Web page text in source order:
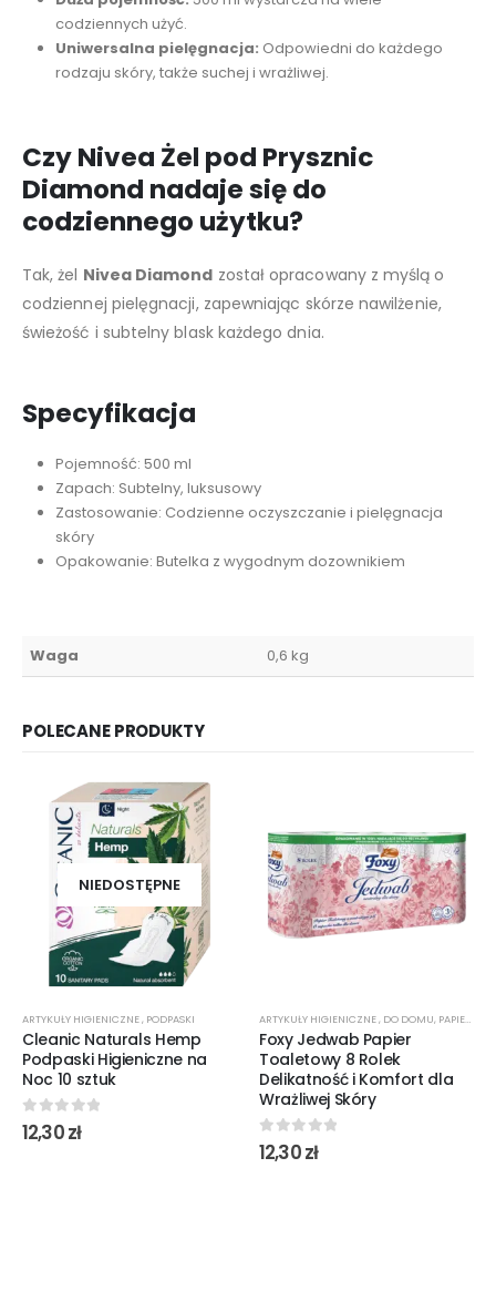
codziennych użyć.
Uniwersalna pielęgnacja: Odpowiedni do każdego
rodzaju skóry, także suchej i wrażliwej.
Czy Nivea Żel pod Prysznic
Diamond nadaje się do
codziennego użytku?
Tak, żel Nivea Diamond został opracowany z myślą o
codziennej pielęgnacji, zapewniając skórze nawilżenie,
świeżość i subtelny blask każdego dnia.
Specyfikacja
Pojemność: 500 ml
Zapach: Subtelny, luksusowy
Zastosowanie: Codzienne oczyszczanie i pielęgnacja
skóry
Opakowanie: Butelka z wygodnym dozownikiem
Waga 0,6 kg
POLECANE PRODUKTY
NIEDOSTĘPNE
ARTYKUŁY HIGIENICZNE, PODPASKI
Cleanic Naturals Hemp
Podpaski Higieniczne na
Noc 10 sztuk
0out of 5
12,30zł
ARTYKUŁY HIGIENICZNE, DO DOMU, PAPIER TOALETOWY
Foxy Jedwab Papier
Toaletowy 8 Rolek
Delikatność i Komfort dla
Wrażliwej Skóry
0out of 5
12,30zł